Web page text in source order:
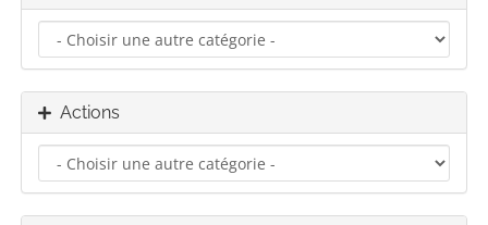
Actions